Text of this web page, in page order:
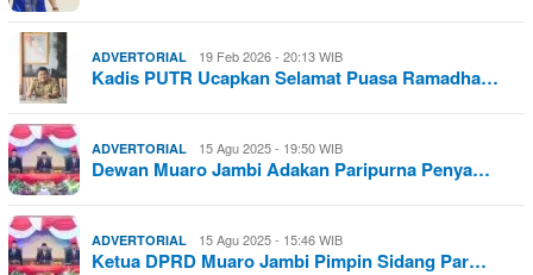
ADVERTORIAL 19 Feb 2026 - 20:13 WIB
Kadis PUTR Ucapkan Selamat Puasa Ramadha…
ADVERTORIAL 15 Agu 2025 - 19:50 WIB
Dewan Muaro Jambi Adakan Paripurna Penya…
ADVERTORIAL 15 Agu 2025 - 15:46 WIB
Ketua DPRD Muaro Jambi Pimpin Sidang Par…